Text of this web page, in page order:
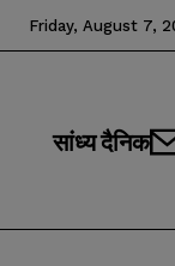
Friday, August 7,
सांध्य दैनिक